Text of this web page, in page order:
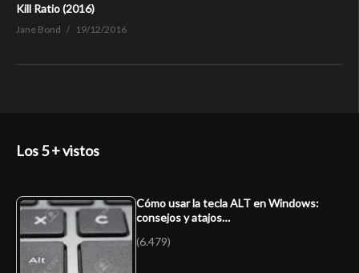
Kill Ratio (2016)
Jane Bond 19/12/2016
Los 5 + vistos
Cómo usar la tecla ALT en Windows:
consejos y atajos…
(6.479)